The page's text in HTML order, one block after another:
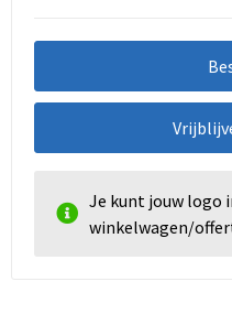
Je kunt jouw logo
winkelwagen/